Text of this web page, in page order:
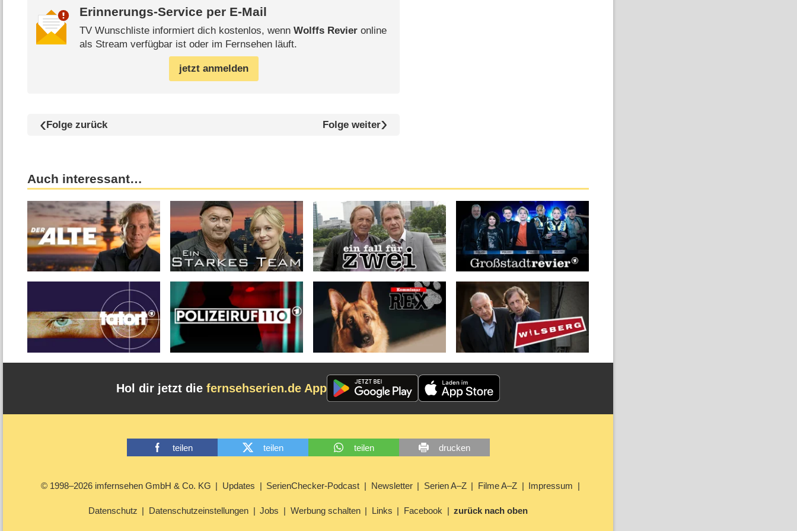
Erinnerungs-Service per E-Mail
TV Wunschliste informiert dich kostenlos, wenn Wolffs Revieronline
als Stream verfügbar ist oder im Fernsehen läuft.
jetzt anmelden
Folge zurück Folge weiter
Auch interessant…
Hol dir jetzt die fernsehserien.de App
teilen teilen teilen drucken
© 1998–2026 imfernsehen GmbH & Co. KG Updates SerienChecker-Podcast Newsletter Serien A–Z Filme A–Z Impressum
Datenschutz Datenschutzeinstellungen Jobs Werbung schalten Links Facebook zurück nach oben